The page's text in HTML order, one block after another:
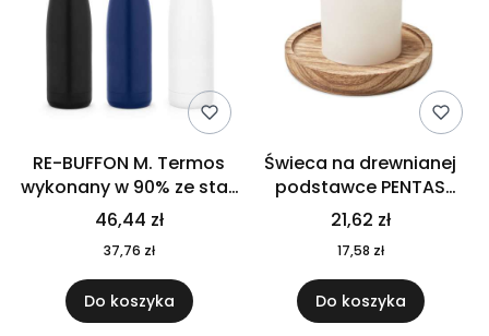
RE-BUFFON M. Termos
wykonany w 90% ze stali
nierdzewnej
pochodzącej z
recyklingu 520 ml 94294
46,44 zł
37,76 zł
Do koszyka
Świeca na drewnianej
podstawce PENTAS
MO6282-40
21,62 zł
17,58 zł
Do koszyka